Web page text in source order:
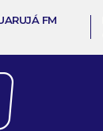
FM